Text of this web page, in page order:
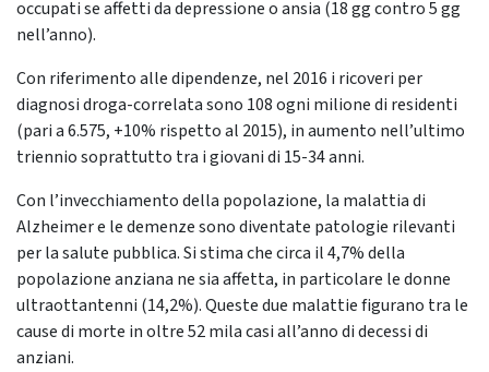
occupati se affetti da depressione o ansia (18 gg contro 5 gg
nell’anno).
Con riferimento alle dipendenze, nel 2016 i ricoveri per
diagnosi droga-correlata sono 108 ogni milione di residenti
(pari a 6.575, +10% rispetto al 2015), in aumento nell’ultimo
triennio soprattutto tra i giovani di 15-34 anni.
Con l’invecchiamento della popolazione, la malattia di
Alzheimer e le demenze sono diventate patologie rilevanti
per la salute pubblica. Si stima che circa il 4,7% della
popolazione anziana ne sia affetta, in particolare le donne
ultraottantenni (14,2%). Queste due malattie figurano tra le
cause di morte in oltre 52 mila casi all’anno di decessi di
anziani.